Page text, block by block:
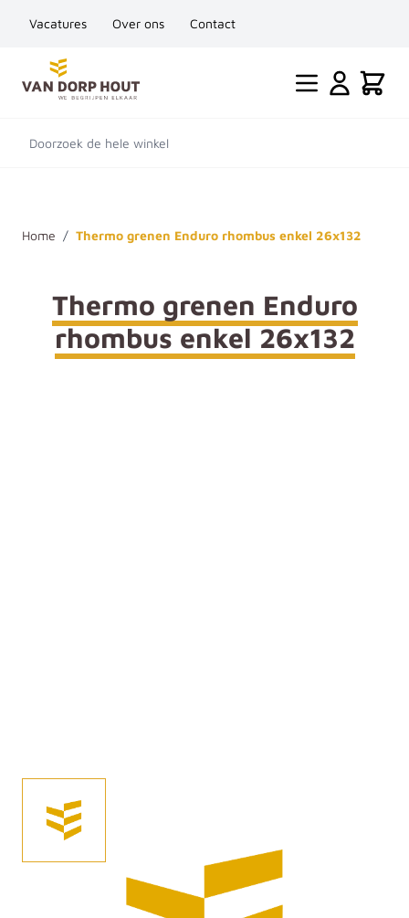
Vacatures Over ons Contact
Ga naar de inhoud
Cart
Doorzoek de hele winkel
Home / Thermo grenen Enduro rhombus enkel 26x132
Thermo grenen Enduro
rhombus enkel 26x132
Thermo grenen, of officieel thermisch gemodificeerd
grenen, is een milieuvriendelijke zachthoutsoort. Door